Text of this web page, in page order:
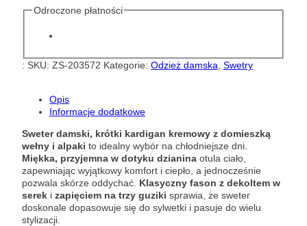
Odroczone płatności
: SKU: ZS-203572 Kategorie: Odzież damska Swetry
Opis
Informacje dodatkowe
Sweter damski, krótki kardigan kremowy z domieszką
wełny i alpaki to idealny wybór na chłodniejsze dni.
Miękka, przyjemna w dotyku dzianina otula ciało,
zapewniając wyjątkowy komfort i ciepło, a jednocześnie
pozwala skórze oddychać. Klasyczny fason z dekoltem w
serek i zapięciem na trzy guziki sprawia, że sweter
doskonale dopasowuje się do sylwetki i pasuje do wielu
stylizacji.